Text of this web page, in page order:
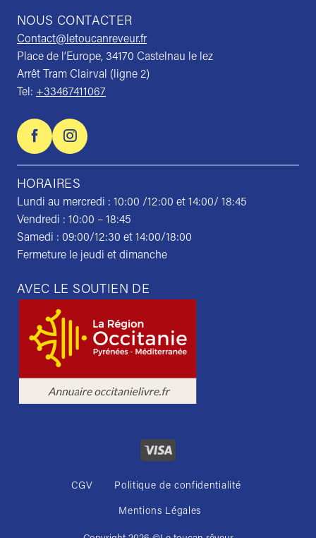
NOUS CONTACTER
Contact@letoucanreveur.fr
Place de l’Europe, 34170 Castelnau le lez
Arrêt Tram Clairval (ligne 2)
Tel: +33467411067
HORAIRES
Lundi au mercredi : 10:00 /12:00 et 14:00/ 18:45
Vendredi : 10:00 – 18:45
Samedi : 09:00/12:30 et 14:00/18:00
Fermeture le jeudi et dimanche
AVEC LE SOUTIEN DE
CGV Politique de confidentialité
Mentions Légales